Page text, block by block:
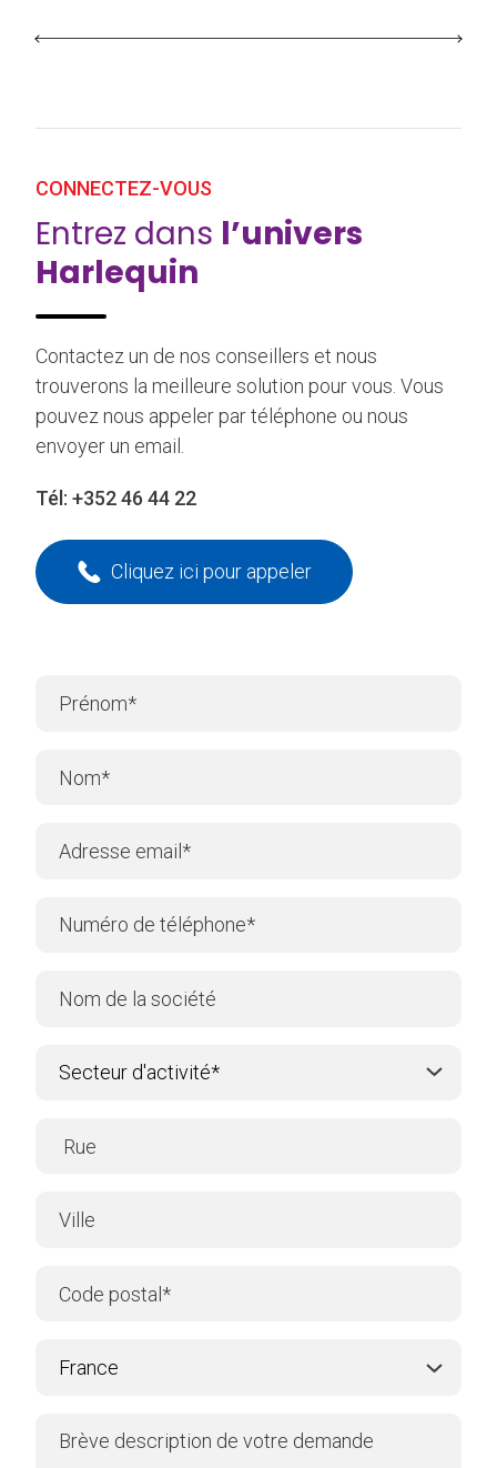
CONNECTEZ-VOUS
Entrez dans l’univers
Harlequin
Contactez un de nos conseillers et nous
trouverons la meilleure solution pour vous. Vous
pouvez nous appeler par téléphone ou nous
envoyer un email.
Tél: +352 46 44 22
Cliquez ici pour appeler